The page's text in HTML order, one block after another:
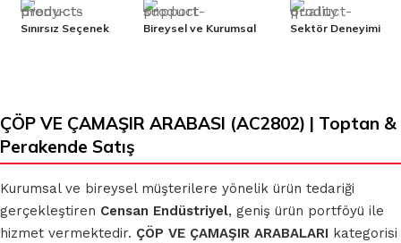
Sınırsız Seçenek Bireysel ve Kurumsal Sektör Deneyimi
ÇÖP VE ÇAMAŞIR ARABASI (AC2802) | Toptan &
Perakende Satış
Kurumsal ve bireysel müşterilere yönelik ürün tedariği
gerçekleştiren Censan Endüstriyel, geniş ürün portföyü ile
hizmet vermektedir. ÇÖP VE ÇAMAŞIR ARABALARI kategorisi